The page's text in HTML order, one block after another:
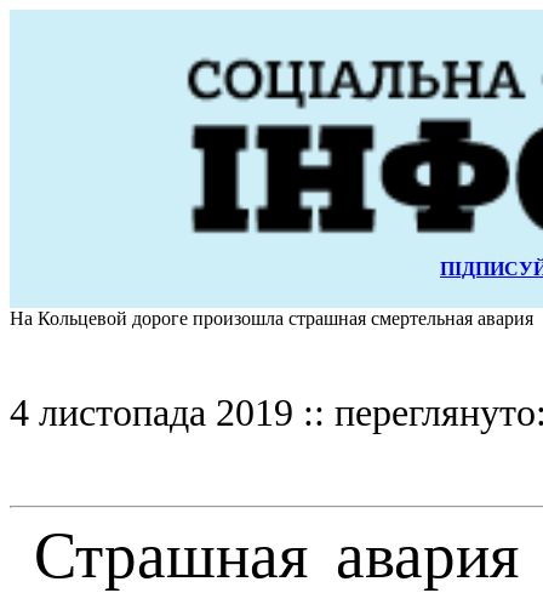
На Кольцевой дороге произошла страшная смертельная авария
4 листопада 2019 ::
Страшная